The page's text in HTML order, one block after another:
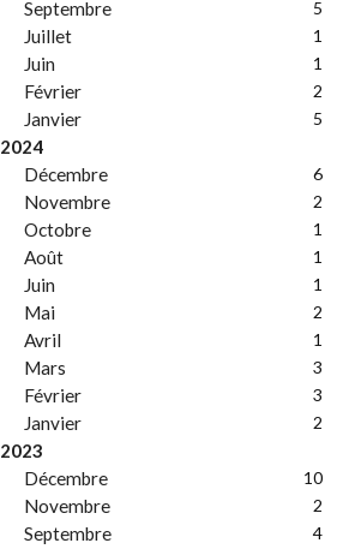
Septembre 5
Juillet 1
Juin 1
Février 2
Janvier 5
2024
Décembre
6
Novembre 2
Octobre 1
Août 1
Juin 1
Mai 2
Avril 1
Mars 3
Février 3
Janvier 2
2023
Décembre
10
Novembre 2
Septembre 4